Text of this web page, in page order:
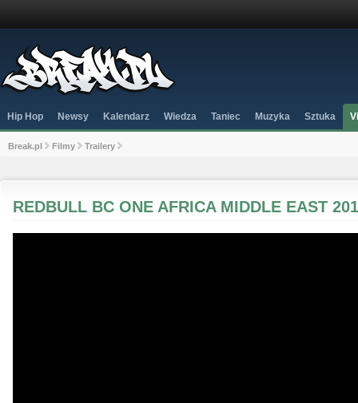
Hip Hop Newsy Kalendarz Wiedza Taniec Muzyka Sztuka
Break.pl Filmy Trailery
REDBULL BC ONE AFRICA MIDDLE EAST